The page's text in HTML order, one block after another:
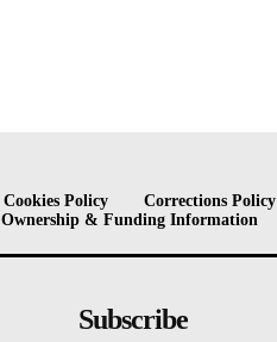
Cookies Policy Corrections Policy
Ownership & Funding Information
Subscribe